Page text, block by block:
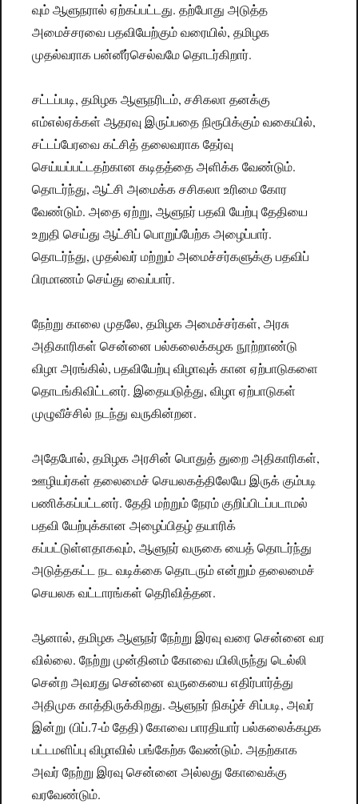
வும் ஆளுநரால் ஏற்கப்பட்டது. தற்போது அடுத்த
அமைச்சரவை பதவியேற்கும் வரையில், தமிழக
முதல்வராக பன்னீர்செல்வமே தொடர்கிறார்.
சட்டப்படி, தமிழக ஆளுநரிடம், சசிகலா தனக்கு
எம்எல்ஏக்கள் ஆதரவு இருப்பதை நிரூபிக்கும் வகையில்,
சட்டப்பேரவை கட்சித் தலைவராக தேர்வு
செய்யப்பட்டதற்கான கடிதத்தை அளிக்க வேண்டும்.
தொடர்ந்து, ஆட்சி அமைக்க சசிகலா உரிமை கோர
வேண்டும். அதை ஏற்று, ஆளுநர் பதவி யேற்பு தேதியை
உறுதி செய்து ஆட்சிப் பொறுப்பேற்க அழைப்பார்.
தொடர்ந்து, முதல்வர் மற்றும் அமைச்சர்களுக்கு பதவிப்
பிரமாணம் செய்து வைப்பார்.
நேற்று காலை முதலே, தமிழக அமைச்சர்கள், அரசு
அதிகாரிகள் சென்னை பல்கலைக்கழக நூற்றாண்டு
விழா அரங்கில், பதவியேற்பு விழாவுக் கான ஏற்பாடுகளை
தொடங்கிவிட்டனர். இதையடுத்து, விழா ஏற்பாடுகள்
முழுவீச்சில் நடந்து வருகின்றன.
அதேபோல், தமிழக அரசின் பொதுத் துறை அதிகாரிகள்,
ஊழியர்கள் தலைமைச் செயலகத்திலேயே இருக் கும்படி
பணிக்கப்பட்டனர். தேதி மற்றும் நேரம் குறிப்பிடப்படாமல்
பதவி யேற்புக்கான அழைப்பிதழ் தயாரிக்
கப்பட்டுள்ளதாகவும், ஆளுநர் வருகை யைத் தொடர்ந்து
அடுத்தகட்ட நட வடிக்கை தொடரும் என்றும் தலைமைச்
செயலக வட்டாரங்கள் தெரிவித்தன.
ஆனால், தமிழக ஆளுநர் நேற்று இரவு வரை சென்னை வர
வில்லை. நேற்று முன்தினம் கோவை யிலிருந்து டெல்லி
சென்ற அவரது சென்னை வருகையை எதிர்பார்த்து
அதிமுக காத்திருக்கிறது. ஆளுநர் நிகழ்ச் சிப்படி, அவர்
இன்று (பிப்.7-ம் தேதி) கோவை பாரதியார் பல்கலைக்கழக
பட்டமளிப்பு விழாவில் பங்கேற்க வேண்டும். அதற்காக
அவர் நேற்று இரவு சென்னை அல்லது கோவைக்கு
வரவேண்டும்.